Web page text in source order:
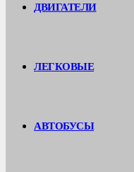
ДВИГАТЕЛИ
ЛЕГКОВЫЕ
АВТОБУСЫ